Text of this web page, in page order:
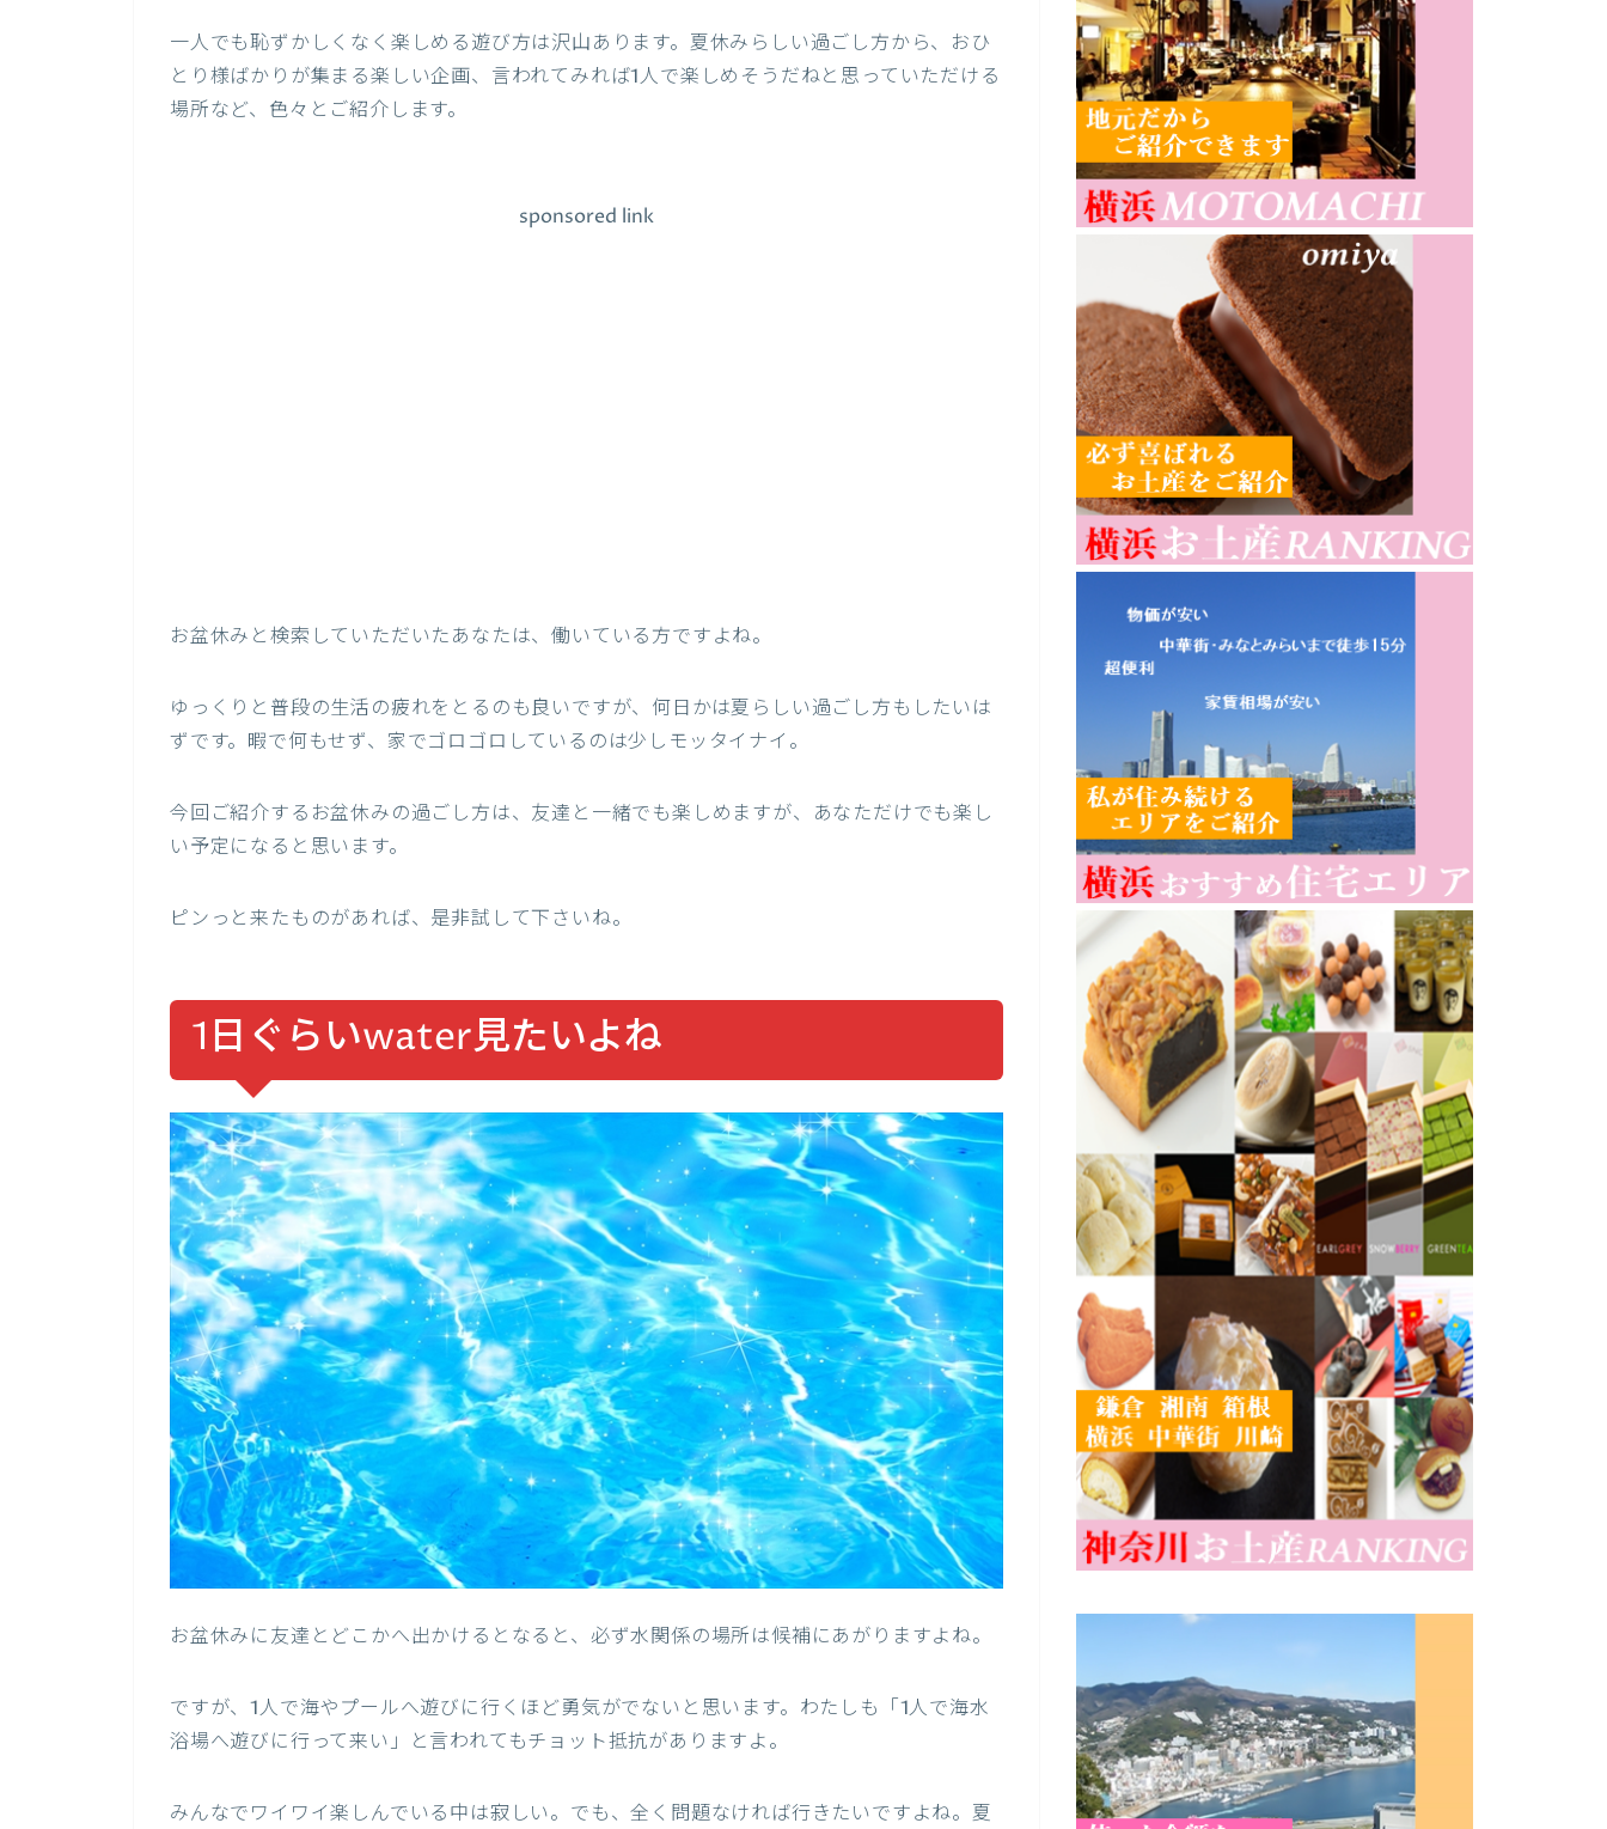
一人でも恥ずかしくなく楽しめる遊び方は沢山あります。夏休みらしい過ごし方から、おひ
とり様ばかりが集まる楽しい企画、言われてみれば1人で楽しめそうだねと思っていただける
場所など、色々とご紹介します。
sponsored link
お盆休みと検索していただいたあなたは、働いている方ですよね。
ゆっくりと普段の生活の疲れをとるのも良いですが、何日かは夏らしい過ごし方もしたいは
ずです。暇で何もせず、家でゴロゴロしているのは少しモッタイナイ。
今回ご紹介するお盆休みの過ごし方は、友達と一緒でも楽しめますが、あなただけでも楽し
い予定になると思います。
ピンっと来たものがあれば、是非試して下さいね。
1日ぐらいwater見たいよね
お盆休みに友達とどこかへ出かけるとなると、必ず水関係の場所は候補にあがりますよね。
ですが、1人で海やプールへ遊びに行くほど勇気がでないと思います。わたしも「1人で海水
浴場へ遊びに行って来い」と言われてもチョット抵抗がありますよ。
みんなでワイワイ楽しんでいる中は寂しい。でも、全く問題なければ行きたいですよね。夏